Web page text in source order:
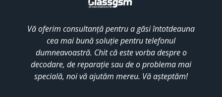
Vă oferim consultanță pentru a găsi întotdeauna
cea mai bună soluție pentru telefonul
dumneavoastră. Chit că este vorba despre o
decodare, de reparație sau de o problema mai
specială, noi vă ajutăm mereu. Vă așteptăm!